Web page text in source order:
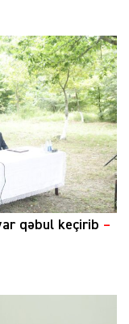
qəbul keçirib –